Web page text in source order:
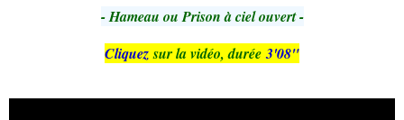
- Hameau ou Prison à ciel ouvert -
Cliquezsur la vidéo, durée3'08"